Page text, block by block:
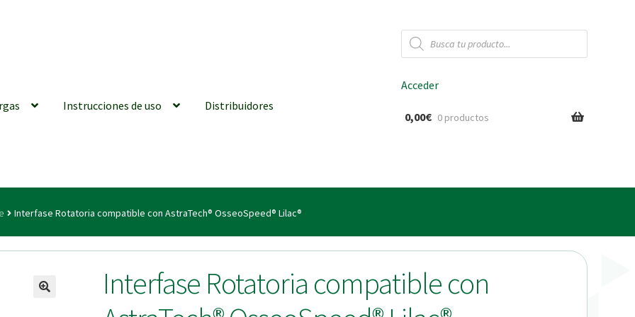
Búsqueda
de
productos
Instrucciones de uso Distribuidores
generales Conexiones CAD CAM Distribuidores Finalizar Pedido
| Tienda Online!
Acceder
0,00€ 0 productos
Interfase Rotatoria compatible con AstraTech® OsseoSpeed® Lilac®
Interfase Rotatoria compatible con